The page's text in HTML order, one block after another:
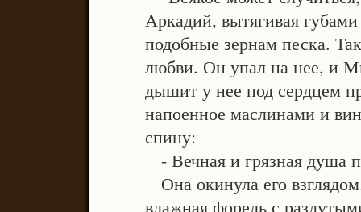
Аркадий, вытягивая
подобные зернам песка.
любви. Он упал на нее, и
дышит у нее под сердцем
напоенное маслинами и
спину:
- Вечная и грязная душа
Она окинула его
влажная форель с